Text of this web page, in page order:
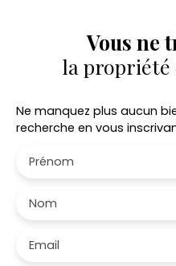
Vous ne
la propriété
Ne manquez plus aucun
recherche en vous
Prénom
Nom
Email